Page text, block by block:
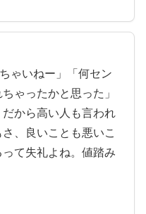
ゃいねー」「何セン
ゃったかと思った」
から高い人も言われ
、良いことも悪いこ
て失礼よね。値踏み